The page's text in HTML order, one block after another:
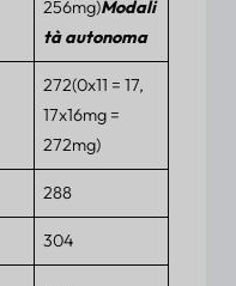
256mg)Modali
tà autonoma
272(0x11 = 17,
17x16mg =
272mg)
288
304